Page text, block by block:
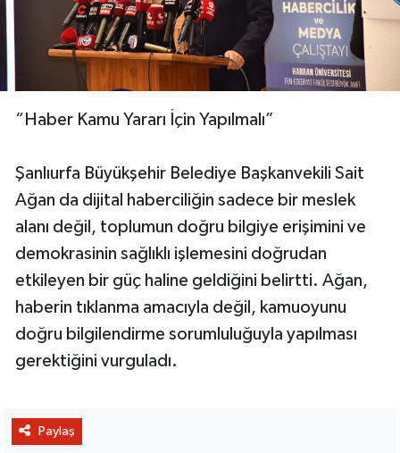
“Haber Kamu Yararı İçin Yapılmalı”
Şanlıurfa Büyükşehir Belediye Başkanvekili Sait
Ağan da dijital haberciliğin sadece bir meslek
alanı değil, toplumun doğru bilgiye erişimini ve
demokrasinin sağlıklı işlemesini doğrudan
etkileyen bir güç haline geldiğini belirtti. Ağan,
haberin tıklanma amacıyla değil, kamuoyunu
doğru bilgilendirme sorumluluğuyla yapılması
gerektiğini vurguladı.
Paylaş